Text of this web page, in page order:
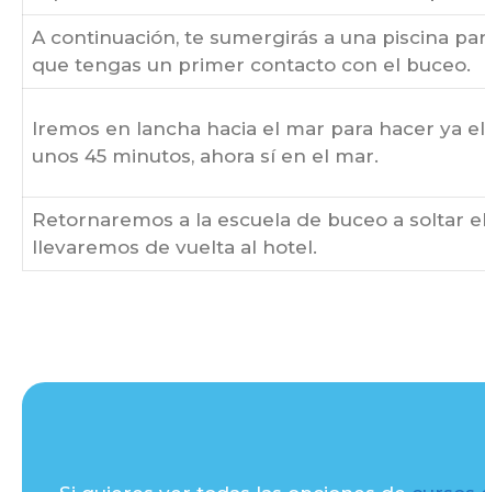
A continuación, te sumergirás a una piscina
que tengas un primer contacto con el buceo.
Iremos en lancha hacia el mar para hacer ya
unos 45 minutos, ahora sí en el mar.
Retornaremos a la escuela de buceo a soltar
llevaremos de vuelta al hotel.